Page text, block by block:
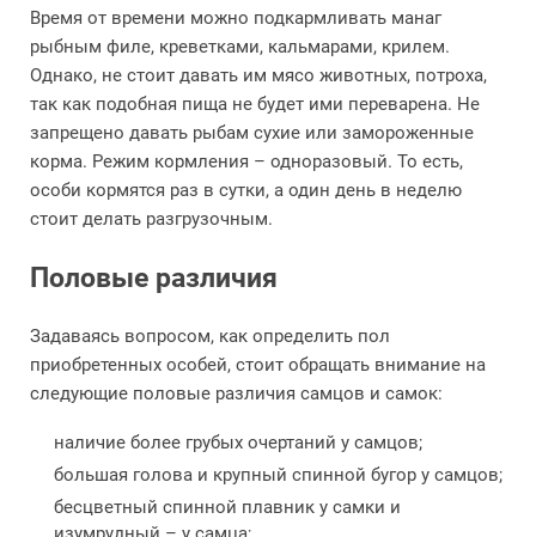
Время от времени можно подкармливать манаг
рыбным филе, креветками, кальмарами, крилем.
Однако, не стоит давать им мясо животных, потроха,
так как подобная пища не будет ими переварена. Не
запрещено давать рыбам сухие или замороженные
корма. Режим кормления – одноразовый. То есть,
особи кормятся раз в сутки, а один день в неделю
стоит делать разгрузочным.
Половые различия
Задаваясь вопросом, как определить пол
приобретенных особей, стоит обращать внимание на
следующие половые различия самцов и самок:
наличие более грубых очертаний у самцов;
большая голова и крупный спинной бугор у самцов;
бесцветный спинной плавник у самки и